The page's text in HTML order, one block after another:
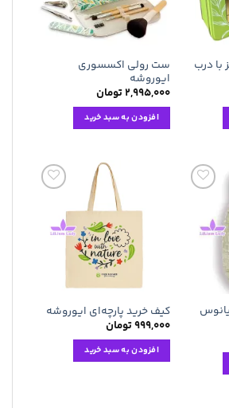
با درب
ست رولی اکسسوری
ایوروشه
۲,۹۹۵,۰۰۰تومان
افزودن به سبد خرید
علاقه
مندی
علاقه
مندی
کیف خرید پارچه‌ای ایوروشه
۹۹۹,۰۰۰تومان
افزودن به سبد خرید